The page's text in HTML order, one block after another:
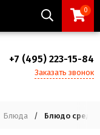
0
+7 (495) 223-15-84
Заказать звонок
Блюда / Блюдо